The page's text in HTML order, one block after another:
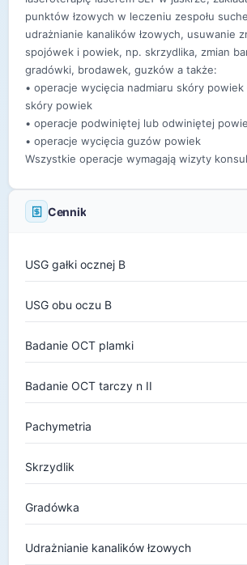
punktów łzowych w leczeniu zespołu
udrażnianie kanalików łzowych, usuwanie
spojówek i powiek, np. skrzydlika, zmian
gradówki, brodawek, guzków a także:
• operacje wycięcia nadmiaru skóry
skóry powiek
• operacje podwiniętej lub odwiniętej
• operacje wycięcia guzów powiek
Wszystkie operacje wymagają wizyty
Cennik
USG gałki ocznej B
USG obu oczu B
Badanie OCT plamki
Badanie OCT tarczy n II
Pachymetria
Skrzydlik
Gradówka
Udrażnianie kanalików łzowych